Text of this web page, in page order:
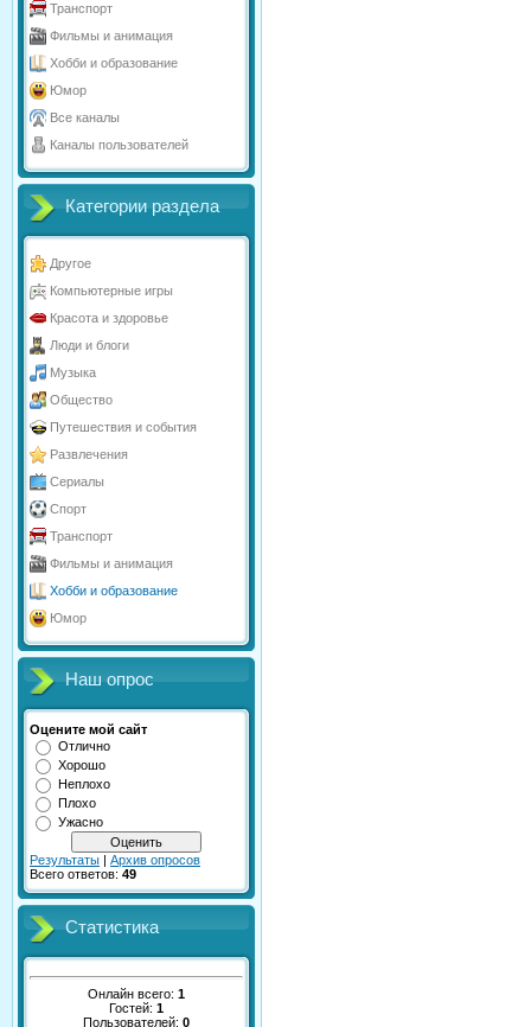
Транспорт
Фильмы и анимация
Хобби и образование
Юмор
Все каналы
Каналы пользователей
Категории раздела
Другое
Компьютерные игры
Красота и здоровье
Люди и блоги
Музыка
Общество
Путешествия и события
Развлечения
Сериалы
Спорт
Транспорт
Фильмы и анимация
Хобби и образование
Юмор
Наш опрос
Оцените мой сайт
Отлично
Хорошо
Неплохо
Плохо
Ужасно
Результаты | Архив опросов
Всего ответов: 49
Статистика
Онлайн всего: 1
Гостей: 1
Пользователей: 0